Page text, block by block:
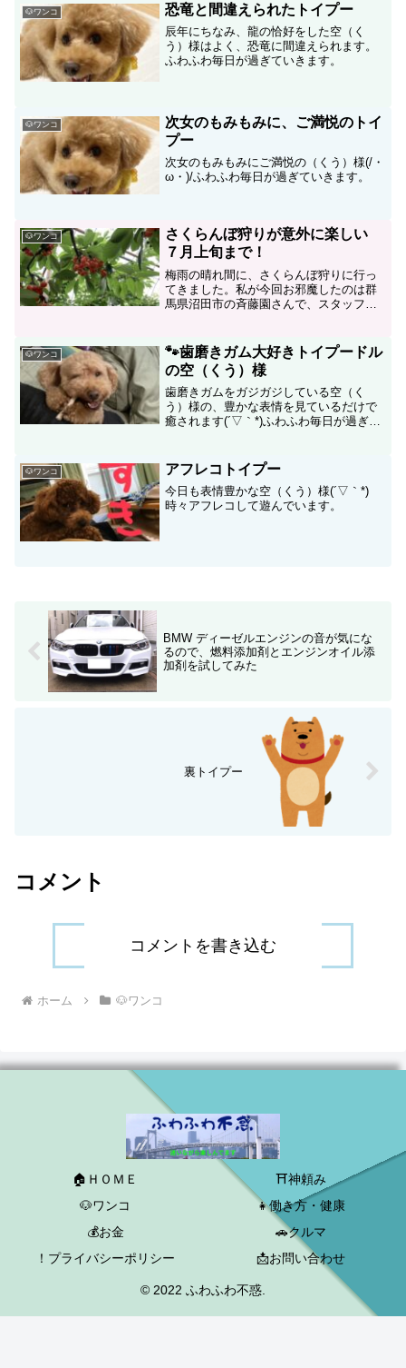
🐶ワンコ 恐竜と間違えられたトイプー
辰年にちなみ、龍の恰好をした空（く
う）様はよく、恐竜に間違えられます。
ふわふわ毎日が過ぎていきます。
🐶ワンコ
次女のもみもみに、ご満悦のトイ
プー
次女のもみもみにご満悦の（くう）様(/・
ω・)/ふわふわ毎日が過ぎていきます。
🐶ワンコ
さくらんぼ狩りが意外に楽しい
７月上旬まで！
梅雨の晴れ間に、さくらんぼ狩りに行っ
てきました。私が今回お邪魔したのは群
馬県沼田市の斉藤園さんで、スタッフ皆
配慮してもらえればOKでした。7月上旬
までなので、お早めに。
🐶ワンコ
🐾歯磨きガム大好きトイプードル
の空（くう）様
歯磨きガムをガジガジしている空（く
う）様の、豊かな表情を見ているだけで
癒されます(´▽｀*)ふわふわ毎日が過ぎて
🐶ワンコ アフレコトイプー
今日も表情豊かな空（くう）様(´▽｀*)
時々アフレコして遊んでいます。
BMW ディーゼルエンジンの音が気にな
るので、燃料添加剤とエンジンオイル添
加剤を試してみた
裏トイプー
コメント
コメントを書き込む
ホーム 🐶ワンコ
🏠ＨＯＭＥ
⛩神頼み
🐶ワンコ
👧働き方・健康
💰お金
🚗クルマ
！プライバシーポリシー
📩お問い合わせ
© 2022 ふわふわ不惑.